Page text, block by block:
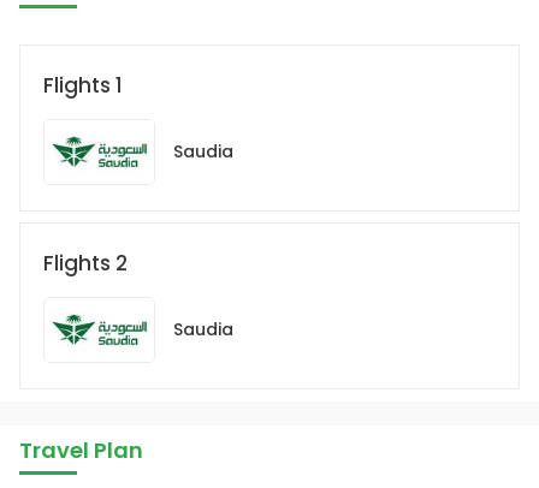
Flights 1
Saudia
Flights 2
Saudia
Travel Plan